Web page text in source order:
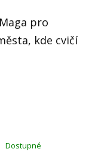
pro
kde cvičí
Dostupné